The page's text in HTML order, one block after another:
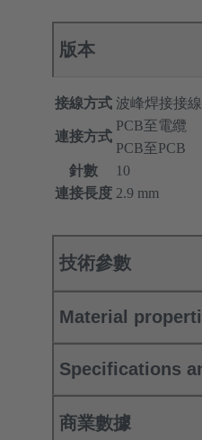
版本
接線方式 波峰焊接接
連接方式
PCB至電纜
PCB至PCB
針數
10
連接長度 2.9 mm
技術參數
Material
Specifications
商業數據